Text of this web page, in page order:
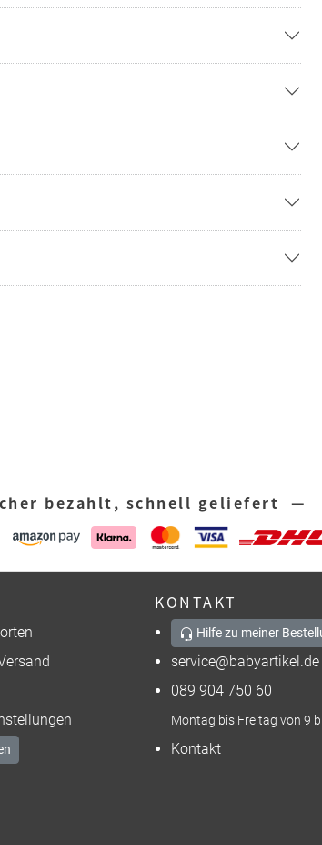
bezahlt, schnell geliefert —
KONTAKT
Hilfe zu meiner
service@babyartikel.de
089 904 750 60
Montag bis Freitag von 9
Kontakt